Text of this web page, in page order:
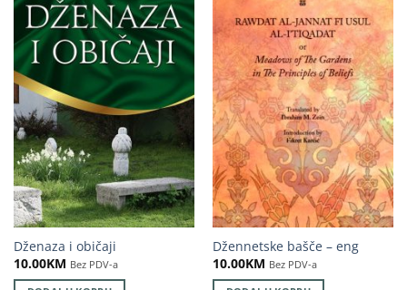
Dženaza i običaji
10.00KM Bez PDV-a
Džennetske bašče – eng
10.00KM Bez PDV-a